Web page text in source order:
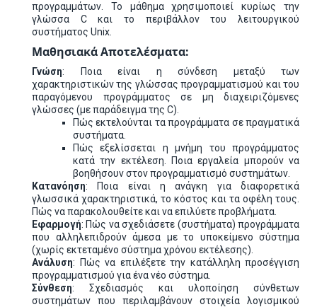
προγραμμάτων. Το μάθημα χρησιμοποιεί κυρίως την
γλώσσα C και το περιβάλλον του λειτουργικού
συστήματος Unix.
Μαθησιακά Αποτελέσματα:
Γνώση: Ποια είναι η σύνδεση μεταξύ των
χαρακτηριστικών της γλώσσας προγραμματισμού και του
παραγόμενου προγράμματος σε μη διαχειριζόμενες
γλώσσες (με παράδειγμα της C).
Πώς εκτελούνται τα προγράμματα σε πραγματικά
συστήματα.
Πώς εξελίσσεται η μνήμη του προγράμματος
κατά την εκτέλεση. Ποια εργαλεία μπορούν να
βοηθήσουν στον προγραμματισμό συστημάτων.
Κατανόηση: Ποια είναι η ανάγκη για διαφορετικά
γλωσσικά χαρακτηριστικά, το κόστος και τα οφέλη τους.
Πώς να παρακολουθείτε και να επιλύετε προβλήματα.
Εφαρμογή: Πώς να σχεδιάσετε (συστήματα) προγράμματα
που αλληλεπιδρούν άμεσα με το υποκείμενο σύστημα
(χωρίς εκτεταμένο σύστημα χρόνου εκτέλεσης).
Ανάλυση: Πώς να επιλέξετε την κατάλληλη προσέγγιση
προγραμματισμού για ένα νέο σύστημα.
Σύνθεση: Σχεδιασμός και υλοποίηση σύνθετων
συστημάτων που περιλαμβάνουν στοιχεία λογισμικού